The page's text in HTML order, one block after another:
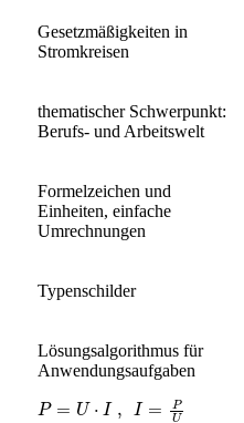
Gesetzmäßigkeiten in
Stromkreisen
thematischer Schwerpunkt:
Berufs- und Arbeitswelt
Formelzeichen und
Einheiten, einfache
Umrechnungen
Typenschilder
Lösungsalgorithmus für
Anwendungsaufgaben
P= ·I , I= U